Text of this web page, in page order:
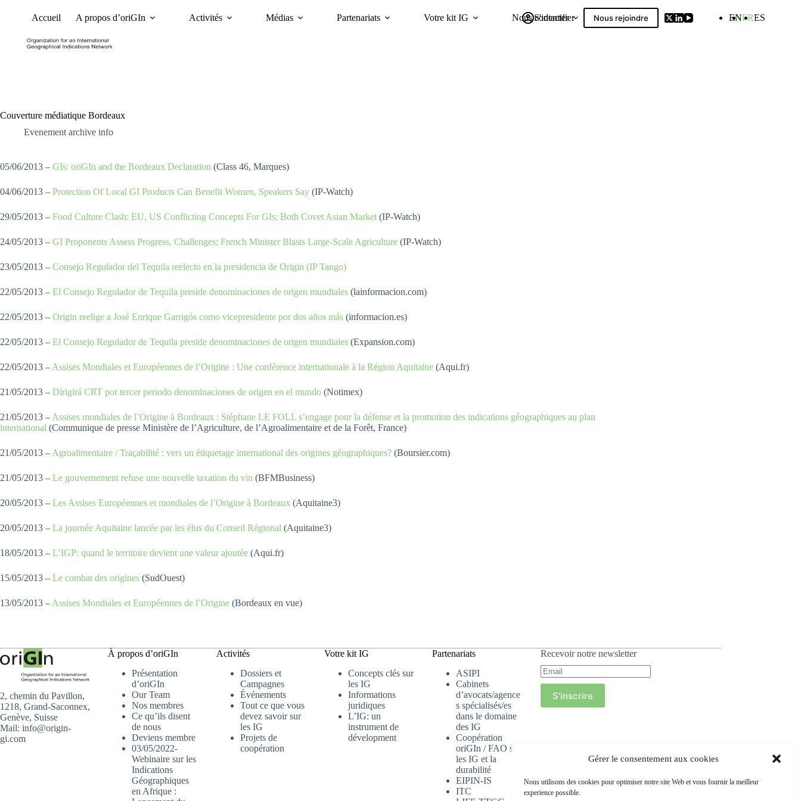
Gérer le consentement aux cookies
Nous utilisons des cookies pour optimiser notre site Web et vous fournir la meilleur
experience possible.
Accueil A propos d’oriGIn Activités Médias Partenariats Votre kit IG Nous contacter
S'identifier Nous rejoindre ENFRES
Couverture médiatique Bordeaux
Evenement archive info
05/06/2013 – GIs: oriGIn and the Bordeaux Declaration (Class 46, Marques)
04/06/2013 – Protection Of Local GI Products Can Benefit Women, Speakers Say (IP-Watch)
29/05/2013 – Food Culture Clash: EU, US Conflicting Concepts For GIs; Both Covet Asian Market (IP-Watch)
24/05/2013 – GI Proponents Assess Progress, Challenges; French Minister Blasts Large-Scale Agriculture (IP-Watch)
23/05/2013 – Consejo Regulador del Tequila reelecto en la presidencia de Origin (IP Tango)
22/05/2013 – El Consejo Regulador de Tequila preside denominaciones de origen mundiales (lainformacion.com)
22/05/2013 – Origin reelige a José Enrique Garrigós como vicepresidente por dos años más (informacion.es)
22/05/2013 – El Consejo Regulador de Tequila preside denominaciones de origen mundiales (Expansion.com)
22/05/2013 – Assises Mondiales et Européennes de l’Origine : Une conférence internationale à la Région Aquitaine (Aqui.fr)
21/05/2013 – Dirigirá CRT por tercer periodo denominaciones de origen en el mundo (Notimex)
21/05/2013 – Assises mondiales de l’Origine à Bordeaux : Stéphane LE FOLL s’engage pour la défense et la promotion des indications géographiques au plan
international (Communique de presse Ministère de l’Agriculture, de l’Agroalimentaire et de la Forêt, France)
21/05/2013 – Agroalimentaire / Traçabilité : vers un étiquetage international des origines géographiques? (Boursier.com)
21/05/2013 – Le gouvernement refuse une nouvelle taxation du vin (BFMBusiness)
20/05/2013 – Les Assises Européennes et mondiales de l’Origine à Bordeaux (Aquitaine3)
20/05/2013 – La journée Aquitaine lancée par les élus du Conseil Régional (Aquitaine3)
18/05/2013 – L’IGP: quand le territoire devient une valeur ajoutée (Aqui.fr)
15/05/2013 – Le combat des origines (SudOuest)
13/05/2013 – Assises Mondiales et Européennes de l’Origine (Bordeaux en vue)
2, chemin du Pavillon,
1218, Grand-Saconnex,
Genève, Suisse
Mail: info@origin-
gi.com
À propos d’oriGIn
Présentation
d’oriGIn
Our Team
Nos membres
Ce qu’ils disent
de nous
Deviens membre
03/05/2022-
Webinaire sur les
Indications
Géographiques
en Afrique :
Activités
Dossiers et
Campagnes
Événements
Tout ce que vous
devez savoir sur
les IG
Projets de
coopération
Votre kit IG
Concepts clés sur
les IG
Informations
juridiques
L’IG: un
instrument de
dévelopment
Partenariats
ASIPI
Cabinets
d’avocats/agence
s spécialisés/es
dans le domaine
des IG
Coopération
oriGIn / FAO sur
les IG et la
durabilité
EIPIN-IS
ITC
Recevoir notre newsletter
S'inscrire